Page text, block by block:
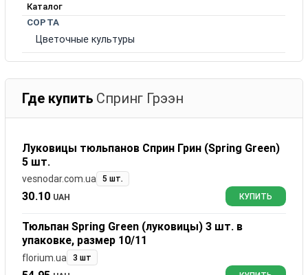
Каталог
СОРТА
Цветочные культуры
Где купить Спринг Грээн
Луковицы тюльпанов Сприн Грин (Spring Green)
5 шт.
vesnodar.com.ua 5 шт.
30.10 UAH КУПИТЬ
Тюльпан Spring Green (луковицы) 3 шт. в
упаковке, размер 10/11
florium.ua 3 шт